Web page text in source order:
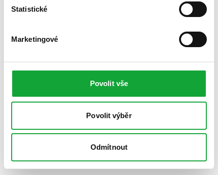
Statistické
Marketingové
Povolit vše
Povolit výběr
Odmítnout